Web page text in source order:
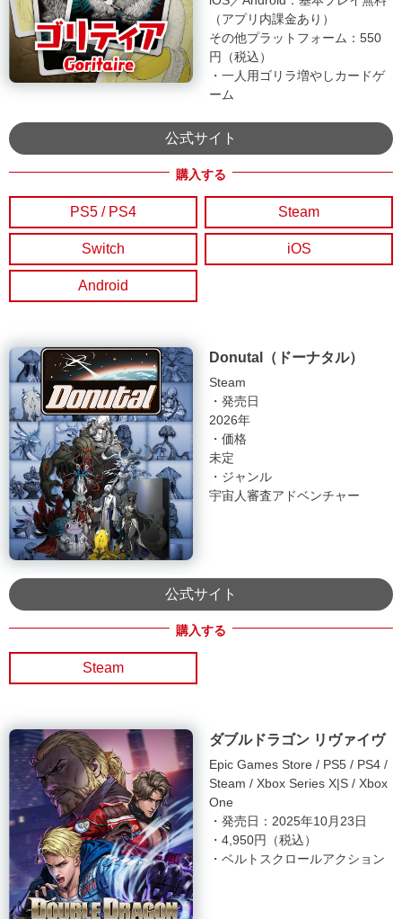
（アプリ内課金あり）
その他プラットフォーム：550
円（税込）
・一人用ゴリラ増やしカードゲ
ーム
公式サイト
PS5 / PS4 Steam
Switch iOS
Android
Donutal（ドーナタル）
Steam
・発売日
2026年
・価格
未定
・ジャンル
宇宙人審査アドベンチャー
公式サイト
Steam
ダブルドラゴン リヴァイヴ
Epic Games Store PS5
PS4
Steam
Xbox Series X|S
Xbox
One
・発売日：2025年10月23日
・4,950円（税込）
・ベルトスクロールアクション